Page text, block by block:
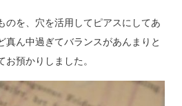
のを、穴を活用してピアスにしてあ
真ん中過ぎてバランスがあんまりと
お預かりしました。